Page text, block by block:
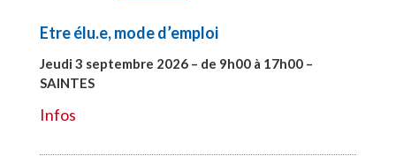
Etre élu.e, mode d’emploi
Jeudi 3 septembre 2026 – de 9h00 à 17h00 –
SAINTES
Infos